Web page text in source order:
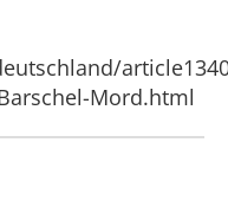
Mord.html